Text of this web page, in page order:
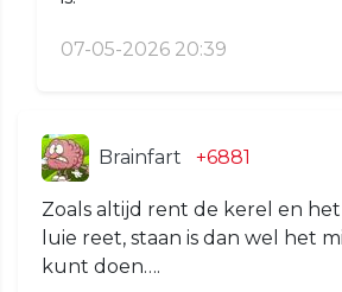
07-05-2026 20:39
Brainfart +6881
Zoals altijd rent de kerel en
luie reet, staan is dan wel het
kunt doen….